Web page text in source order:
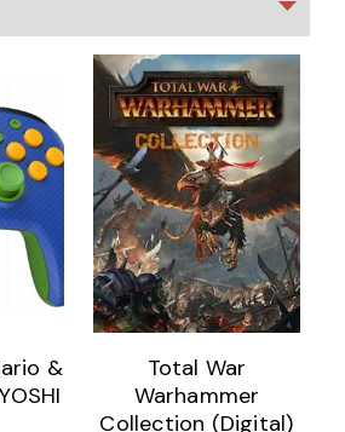
&
Total War
Warhammer
Collection (Digital)